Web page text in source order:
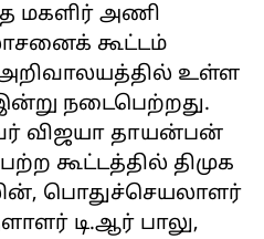
மகளிர் அணி
கூட்டம்
உள்ள
நடைபெற்றது.
விஜயா தாயன்பன்
கூட்டத்தில் திமுக
பொதுச்செயலாளர்
டி.ஆர் பாலு,